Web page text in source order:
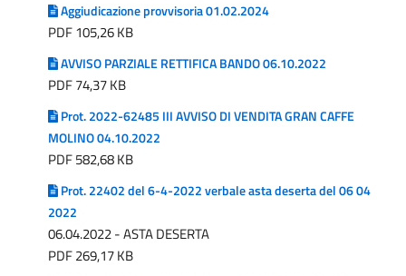
Aggiudicazione provvisoria 01.02.2024
PDF 105,26 KB
AVVISO PARZIALE RETTIFICA BANDO 06.10.2022
PDF 74,37 KB
Prot. 2022-62485 III AVVISO DI VENDITA GRAN CAFFE
MOLINO 04.10.2022
PDF 582,68 KB
Prot. 22402 del 6-4-2022 verbale asta deserta del 06 04
2022
06.04.2022 - ASTA DESERTA
PDF 269,17 KB